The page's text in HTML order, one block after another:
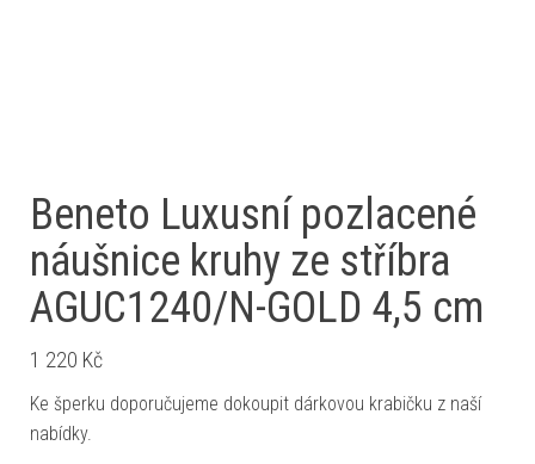
Beneto Luxusní pozlacené
náušnice kruhy ze stříbra
AGUC1240/N-GOLD 4,5 cm
1 220 Kč
Ke šperku doporučujeme dokoupit dárkovou krabičku z naší
nabídky.